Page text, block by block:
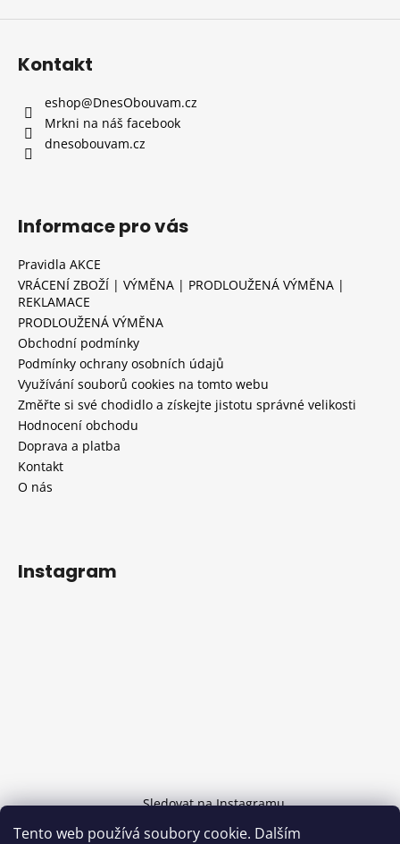
Tento web používá soubory cookie. Dalším
Kontakt
eshop@DnesObouvam.cz
Mrkni na náš facebook
dnesobouvam.cz
Informace pro vás
Pravidla AKCE
VRÁCENÍ ZBOŽÍ | VÝMĚNA | PRODLOUŽENÁ VÝMĚNA |
REKLAMACE
PRODLOUŽENÁ VÝMĚNA
Obchodní podmínky
Podmínky ochrany osobních údajů
Využívání souborů cookies na tomto webu
Změřte si své chodidlo a získejte jistotu správné velikosti
Hodnocení obchodu
Doprava a platba
Kontakt
O nás
Instagram
Sledovat na Instagramu